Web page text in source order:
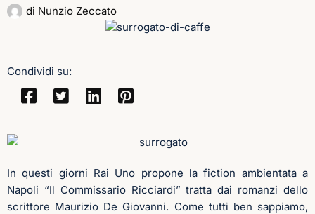
di Nunzio Zeccato
Condividi su:
In questi giorni Rai Uno propone la fiction ambientata a
Napoli “Il Commissario Ricciardi” tratta dai romanzi dello
scrittore Maurizio De Giovanni. Come tutti ben sappiamo,